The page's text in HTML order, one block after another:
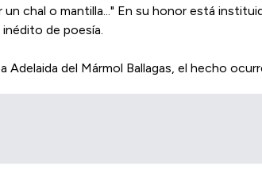
chal o mantilla..." En su honor está
de poesía.
del Mármol Ballagas, el hecho